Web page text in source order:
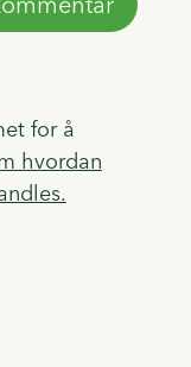
for å
hvordan